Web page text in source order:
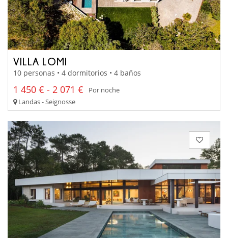
VILLA LOMI
10 personas • 4 dormitorios • 4 baños
1 450 € - 2 071 €
Por noche
Landas - Seignosse